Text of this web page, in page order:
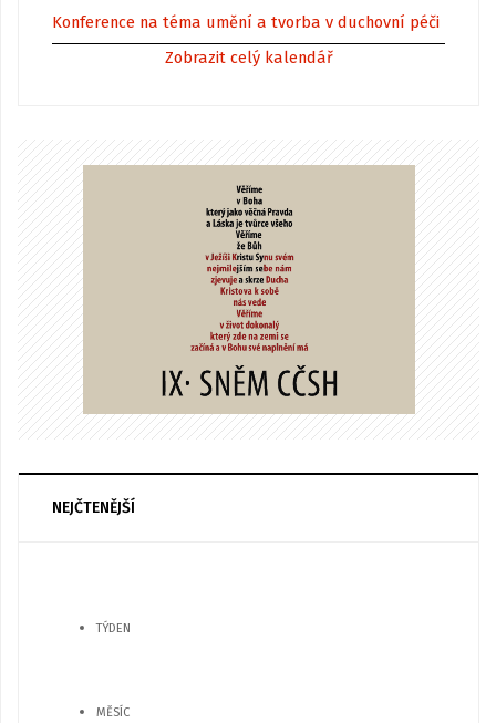
Konference na téma umění a tvorba v duchovní péči
Zobrazit celý kalendář
NEJČTENĚJŠÍ
TÝDEN
MĚSÍC